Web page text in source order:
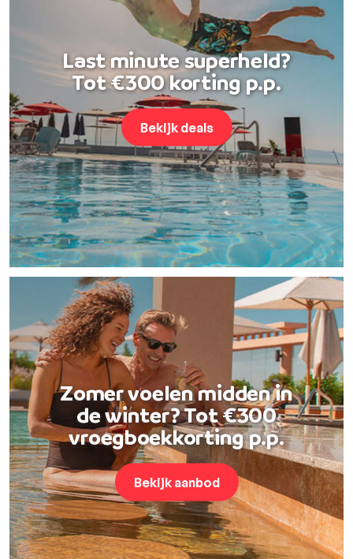
Last minute superheld?
Tot €300 korting p.p.
Bekijk deals
Zomer voelen midden in
de winter? Tot €300
vroegboekkorting p.p.
Bekijk aanbod